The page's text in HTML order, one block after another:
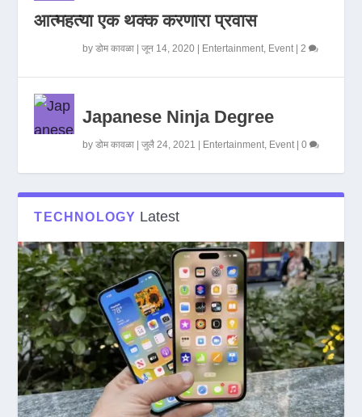
आत्महत्या एक थक्क करणारा प्रवास
byडोम कावळा |जून 14, 2020 Entertainment, Event|2
Japanese Ninja Degree
byडोम कावळा |जुलै 24, 2021 Entertainment, Event|0
TECHNOLOGY Latest